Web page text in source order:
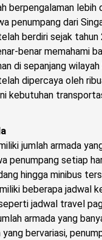
berpengalaman lebih
penumpang dari
berdiri sejak tahun
benar memahami
di sepanjang
dipercaya oleh
kebutuhan
jumlah armada
penumpang setiap
hingga minibus
beberapa jadwal
jadwal travel
armada yang
bervariasi,